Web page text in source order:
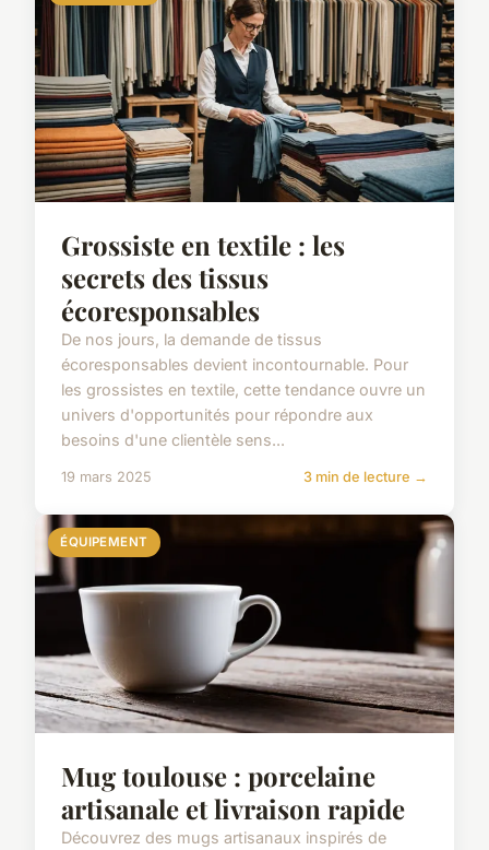
Grossiste en textile : les
secrets des tissus
écoresponsables
De nos jours, la demande de tissus
écoresponsables devient incontournable. Pour
les grossistes en textile, cette tendance ouvre un
univers d'opportunités pour répondre aux
besoins d'une clientèle sens...
19 mars 2025 3 min de lecture →
ÉQUIPEMENT
Mug toulouse : porcelaine
artisanale et livraison rapide
Découvrez des mugs artisanaux inspirés de